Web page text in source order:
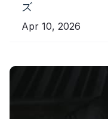
ズ
Apr 10, 2026